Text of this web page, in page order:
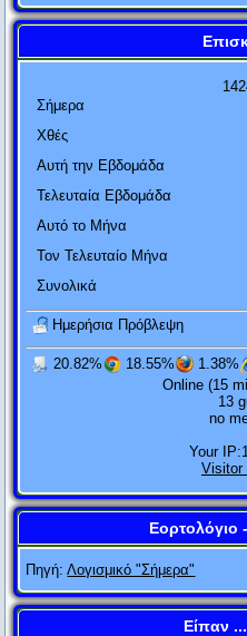
142
Σήμερα
Χθές
Αυτή την Εβδομάδα
Τελευταία Εβδομάδα
Αυτό το Μήνα
Τον Τελευταίο Μήνα
Συνολικά
Ημερήσια Πρόβλεψη
20.82% 18.55% 1.38%
Online (15
13
no
Your
Visitor
Εορτολόγιο
Πηγή:Λογισμικό "Σήμερα"
Είπαν
Αν η θεωρία της σχετικότητας
Γερμανοί θα με πουν Γερμανό
κόσμου. Αν η θεωρία της
οι Γάλλοι θα με πουν Γερμανό
Ποτέ μην τα βάζεις μ' έναν
στο επίπεδό του και θα σε
Ανώνυμος
Μην έχεις το άγχος της
φτάσεις ποτέ.
Salvador Dali